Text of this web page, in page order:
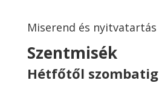
Miserend és nyitvatartás
Szentmisék
Hétfőtől szombatig